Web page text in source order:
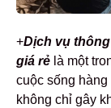
+Dịch vụ
giá rẻ là một
cuộc sống hàng
không chỉ gây